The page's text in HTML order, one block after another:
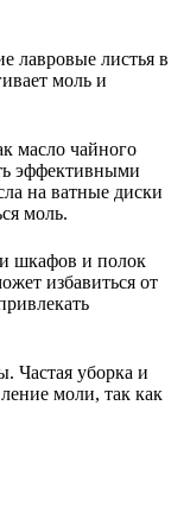
лавровые листья в
моль и
масло чайного
эффективными
на ватные диски
моль.
шкафов и полок
избавиться от
Частая уборка и
моли, так как